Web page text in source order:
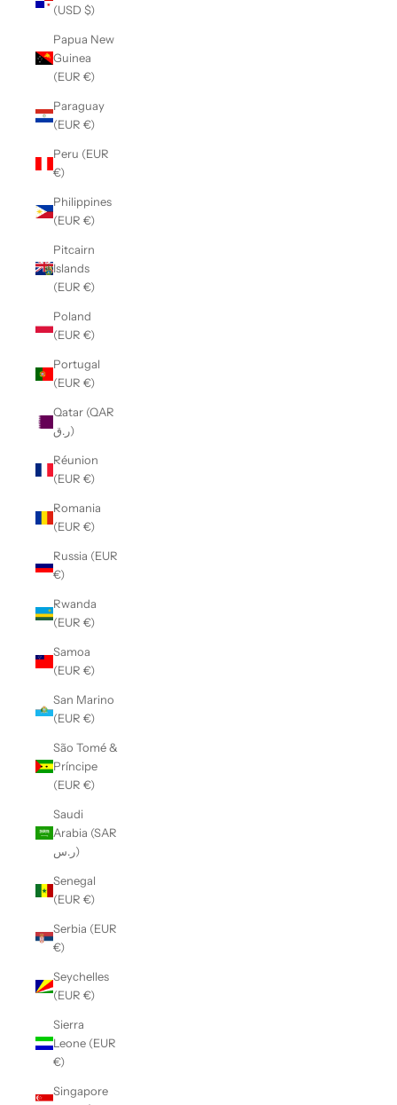
(USD $)
Papua New
Guinea
(EUR €)
Paraguay
(EUR €)
Peru (EUR
€)
Philippines
(EUR €)
Pitcairn
Islands
(EUR €)
Poland
(EUR €)
Portugal
(EUR €)
Qatar (QAR
ر.ق)
Réunion
(EUR €)
Romania
(EUR €)
Russia (EUR
€)
Rwanda
(EUR €)
Samoa
(EUR €)
San Marino
(EUR €)
São Tomé &
Príncipe
(EUR €)
Saudi
Arabia (SAR
ر.س)
Senegal
(EUR €)
Serbia (EUR
€)
Seychelles
(EUR €)
Sierra
Leone (EUR
€)
Singapore